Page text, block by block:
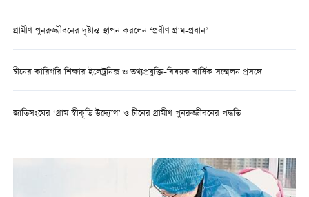
গ্রামীণ পুনরুজ্জীবনের দৃষ্টান্ত স্থাপন করলেন ‘প্রবীণ গ্রাম-প্রধান’
চীনের কারিগরি শিক্ষার ইলেট্রনিক্স ও তথ্যপ্রযুক্তি-বিষয়ক বার্ষিক সম্মেলন প্রসঙ্গে
জাতিসংঘের ‘গ্রাম স্বীকৃতি উদ্যোগ’ ও চীনের গ্রামীণ পুনরুজ্জীবনের পদ্ধতি